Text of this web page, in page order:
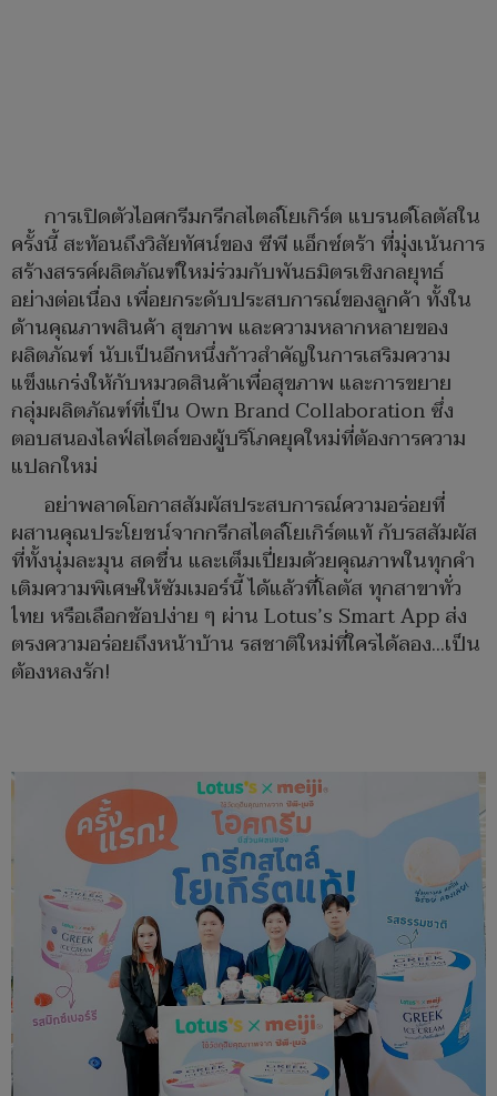
การเปิดตัวไอศกรีมกรีกสไตล์โยเกิร์ต แบรนด์โลตัสใน
ครั้งนี้ สะท้อนถึงวิสัยทัศน์ของ ซีพี แอ็กซ์ตร้า ที่มุ่งเน้นการ
สร้างสรรค์ผลิตภัณฑ์ใหม่ร่วมกับพันธมิตรเชิงกลยุทธ์
อย่างต่อเนื่อง เพื่อยกระดับประสบการณ์ของลูกค้า ทั้งใน
ด้านคุณภาพสินค้า สุขภาพ และความหลากหลายของ
ผลิตภัณฑ์ นับเป็นอีกหนึ่งก้าวสำคัญในการเสริมความ
แข็งแกร่งให้กับหมวดสินค้าเพื่อสุขภาพ และการขยาย
กลุ่มผลิตภัณฑ์ที่เป็น Own Brand Collaboration ซึ่ง
ตอบสนองไลฟ์สไตล์ของผู้บริโภคยุคใหม่ที่ต้องการความ
แปลกใหม่
อย่าพลาดโอกาสสัมผัสประสบการณ์ความอร่อยที่
ผสานคุณประโยชน์จากกรีกสไตล์โยเกิร์ตแท้ กับรสสัมผัส
ที่ทั้งนุ่มละมุน สดชื่น และเต็มเปี่ยมด้วยคุณภาพในทุกคำ
เติมความพิเศษให้ซัมเมอร์นี้ ได้แล้วที่โลตัส ทุกสาขาทั่ว
ไทย หรือเลือกช้อปง่าย ๆ ผ่าน Lotus’s Smart App ส่ง
ตรงความอร่อยถึงหน้าบ้าน รสชาติใหม่ที่ใครได้ลอง...เป็น
ต้องหลงรัก!